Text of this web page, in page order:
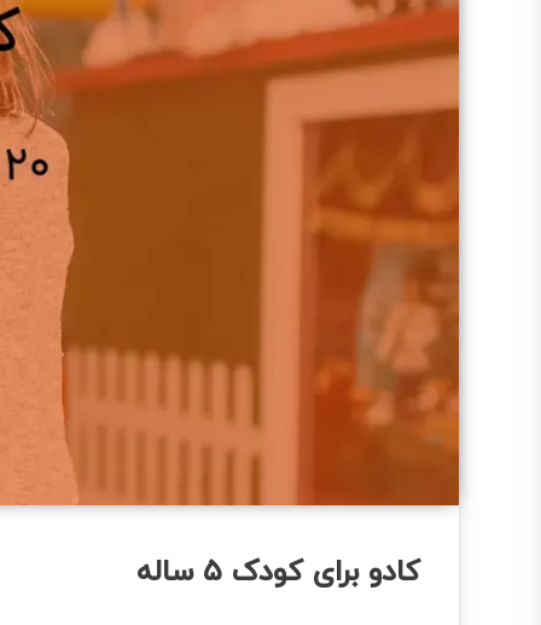
کادو برای کودک ۵ ساله